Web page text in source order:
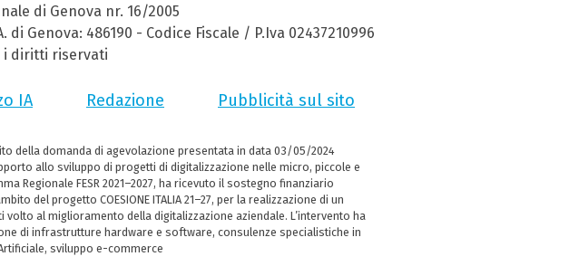
di Genova nr. 16/2005
Genova: 486190 - Codice Fiscale / P.Iva 02437210996
i diritti riservati
IA Redazione Pubblicità sul sito
della domanda di agevolazione presentata in data 03/05/2024
allo sviluppo di progetti di digitalizzazione nelle micro, piccole e
Regionale FESR 2021–2027, ha ricevuto il sostegno finanziario
del progetto COESIONE ITALIA 21–27, per la realizzazione di un
al miglioramento della digitalizzazione aziendale. L’intervento ha
di infrastrutture hardware e software, consulenze specialistiche in
sviluppo e-commerce